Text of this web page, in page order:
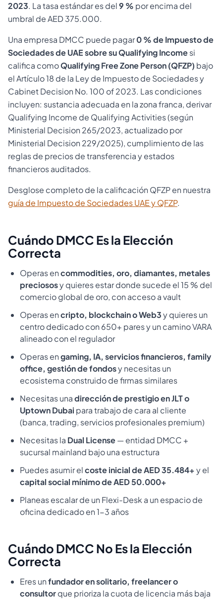
2023. La tasa estándar es del9 % por encima del
umbral de AED 375.000.
Una empresa DMCC puede pagar0 % de Impuesto de
Sociedades de UAE sobre su Qualifying Incomesi
califica comoQualifying Free Zone Person (QFZP) bajo
el Artículo 18 de la Ley de Impuesto de Sociedades y
Cabinet Decision No. 100 of 2023. Las condiciones
incluyen: sustancia adecuada en la zona franca, derivar
Qualifying Income de Qualifying Activities (según
Ministerial Decision 265/2023, actualizado por
Ministerial Decision 229/2025), cumplimiento de las
reglas de precios de transferencia y estados
financieros auditados.
Desglose completo de la calificación QFZP en nuestra
guía de Impuesto de Sociedades UAE y QFZP.
Cuándo DMCC Es la Elección
Correcta
Operas encommodities, oro, diamantes, metales
preciososy quieres estar donde sucede el 15 % del
comercio global de oro, con acceso a vault
Operas encripto, blockchain o Web3y quieres un
centro dedicado con 650+ pares y un camino VARA
alineado con el regulador
Operas engaming, IA, servicios financieros, family
office, gestión de fondosy necesitas un
ecosistema construido de firmas similares
Necesitas unadirección de prestigio en JLT o
Uptown Dubai para trabajo de cara al cliente
(banca, trading, servicios profesionales premium)
Necesitas la Dual License— entidad DMCC +
sucursal mainland bajo una estructura
Puedes asumir elcoste inicial de AED 35.484+y el
capital social mínimo de AED 50.000+
Planeas escalar de un Flexi-Desk a un espacio de
oficina dedicado en 1-3 años
Cuándo DMCC No Es la Elección
Correcta
Eres unfundador en solitario, freelancer o
consultorque prioriza la cuota de licencia más baja